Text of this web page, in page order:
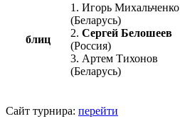
блиц
1. Игорь Михальченко
(Беларусь)
2. Сергей Белошеев
(Россия)
3. Артем Тихонов
(Беларусь)
Сайт турнира: перейти